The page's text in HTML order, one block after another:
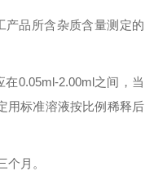
产品所含杂质含量测定的
0.05ml-2.00ml之间，当
用标准溶液按比例稀释后
个月。